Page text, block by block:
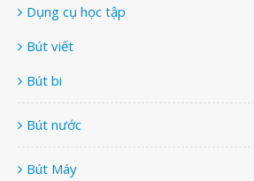
Dụng cụ học tập
Bút viết
Bút bi
Bút nước
Bút Máy